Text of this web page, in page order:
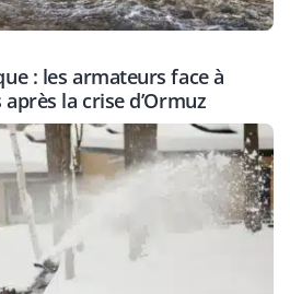
: les armateurs face à
la crise d’Ormuz